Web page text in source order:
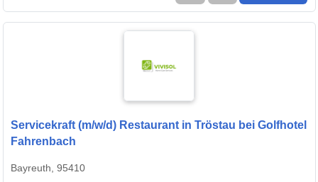
Servicekraft (m/w/d) Restaurant in Tröstau bei Golfhotel
Fahrenbach
Bayreuth, 95410